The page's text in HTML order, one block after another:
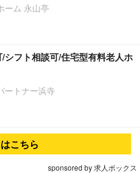
ーム 永山亭
シフト相談可/住宅型有料老人ホ
ートナー浜寺
こちら
sponsored by 求人ボックス